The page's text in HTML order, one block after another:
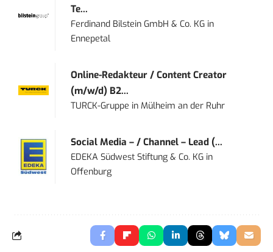
Te...
Ferdinand Bilstein GmbH & Co. KG in
Ennepetal
Online-Redakteur / Content Creator
(m/w/d) B2...
TURCK-Gruppe inMülheim an der Ruhr
Social Media – / Channel – Lead (...
EDEKA Südwest Stiftung & Co. KG in
Offenburg